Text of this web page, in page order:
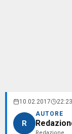
10.02.2017 22:23
R
AUTORE